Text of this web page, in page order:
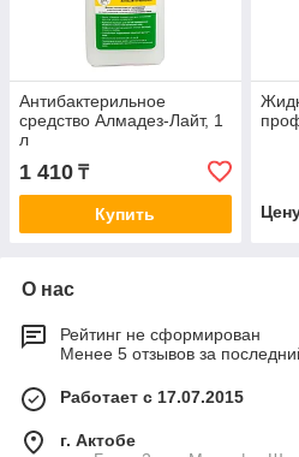
Антибактерильное
средство Алмадез-Лайт, 1
л
1 410 ₸
Купить
О нас
Рейтинг не сформирован
Менее 5 отзывов за
Работает с 17.07.2015
г. Актобе